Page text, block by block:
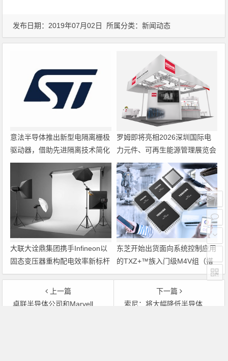
发布日期：2019年07月02日 所属分类：新闻动态
意法半导体推出新型电隔离栅极
驱动器，借助先进隔离技术简化
电源设计
罗姆即将亮相2026深圳国际电
力元件、可再生能源管理展览会
暨研讨会
大联大诠鼎集团携手Infineon以
固态变压器重构配电效率新标杆
东芝开始出货面向系统控制应用
的TXZ+™族入门级M4V组（搭
载Arm Cortex‑M4内核的标准微
控制器）工程样品
上一篇
卓联半导体公司和Marvell®首次展示支持网络质量性能的同步Ethernet解决方案
下一篇
索尼：将大幅降低半导体业务的资本支出–电子 芯片